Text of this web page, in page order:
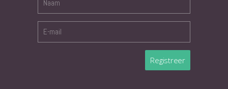
Registreer